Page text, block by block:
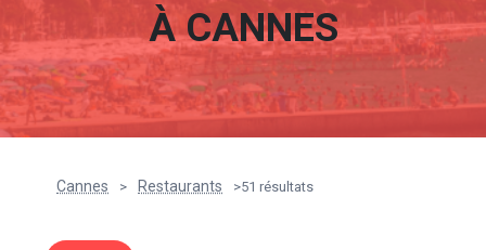
ÀCANNES
Cannes > Restaurants >51 résultats